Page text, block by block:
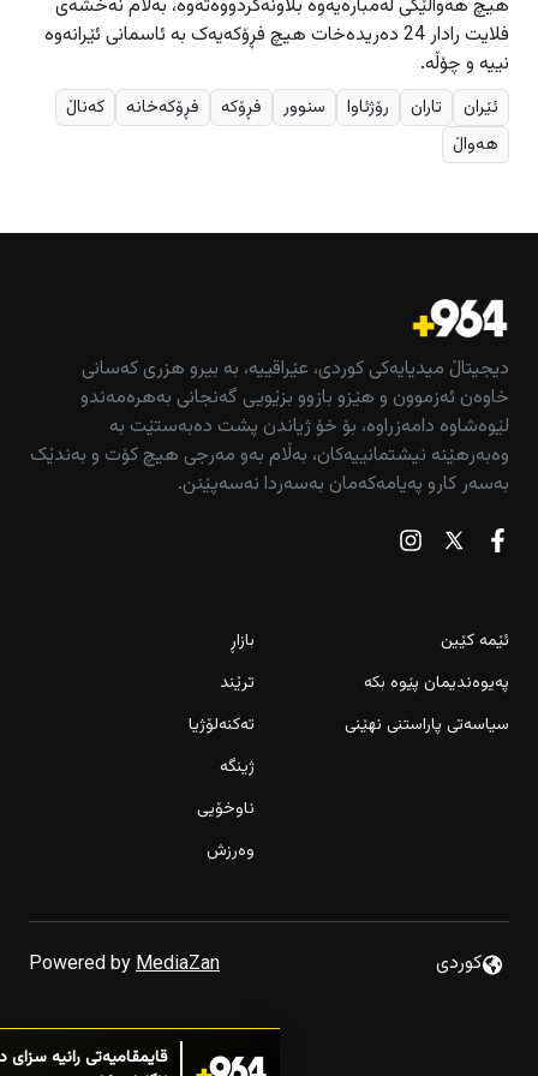
هیچ هەواڵێکی لەمبارەیەوە بڵاونەکردووەتەوە، بەڵام نەخشەی
فلایت رادار 24 دەریدەخات هیچ فڕۆکەیەک بە ئاسمانی ئێرانەوە
نییە و چۆڵە.
ئێران تاران رۆژئاوا سنوور فڕۆکە فڕۆکەخانە
کەناڵ
هەواڵ
دیجیتاڵ میدیایەکی کوردی، عێراقییە، بە بیرو هزری کەسانی
خاوەن ئەزموون و هێزو بازوو بزێویی گەنجانی بەهرەمەندو
لێوەشاوە دامەزراوە، بۆ خۆ ژیاندن پشت دەبەستێت بە
وەبەرهێنە نیشتمانییەکان، بەڵام بەو مەرجی هیچ کۆت و بەندێک
بەسەر کارو پەیامەکەمان بەسەردا نەسەپێنن.
ئێمە کێین
پەیوەندیمان پێوە بکە
سیاسەتی پاراستنی نهێنی
بازاڕ
ترێند
تەکنەلۆژیا
ژینگە
ناوخۆیی
وەرزش
كوردى Powered byMediaZanکەم بوونی گرژیەکان نرخی
قایمقامیەتی رانیە